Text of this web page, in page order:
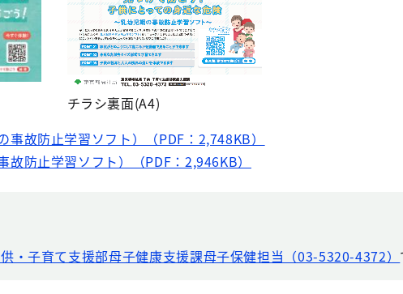
チラシ裏面(A4)
事故防止学習ソフト）（PDF：2,748KB）
故防止学習ソフト）（PDF：2,946KB）
・子育て支援部母子健康支援課母子保健担当（03-5320-4372）